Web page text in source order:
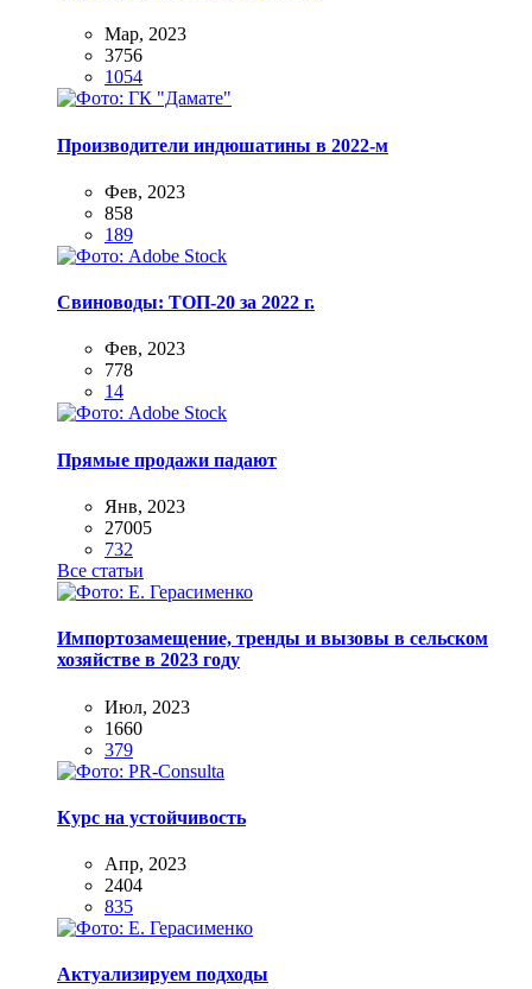
Мар, 2023
3756
1054
Производители индюшатины в 2022-м
Фев, 2023
858
189
Свиноводы: ТОП-20 за 2022 г.
Фев, 2023
778
14
Прямые продажи падают
Янв, 2023
27005
732
Все статьи
Импортозамещение, тренды и вызовы в сельском
хозяйстве в 2023 году
Июл, 2023
1660
379
Курс на устойчивость
Апр, 2023
2404
835
Актуализируем подходы